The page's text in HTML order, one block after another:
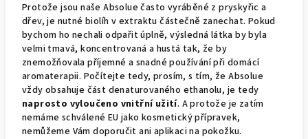
Protože jsou naše Absolue často vyráběné z pryskyřic a
dřev, je nutné biolíh v extraktu částečně zanechat. Pokud
bychom ho nechali odpařit úplně, výsledná látka by byla
velmi tmavá, koncentrovaná a hustá tak, že by
znemožňovala příjemné a snadné používání při domácí
aromaterapii. Počítejte tedy, prosím, s tím, že Absolue
vždy obsahuje část denaturovaného ethanolu, je tedy
naprosto vyloučeno vnitřní užití. A protože je zatím
nemáme schválené EU jako kosmetický přípravek,
nemůžeme Vám doporučit ani aplikaci na pokožku.